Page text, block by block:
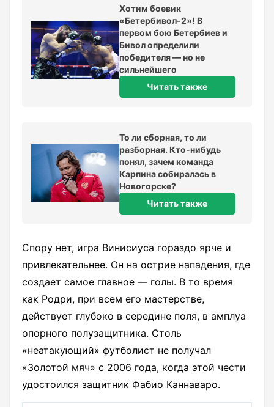
Хотим боевик
«Бетербивол-2»! В
первом бою Бетербиев и
Бивол определили
победителя — но не
сильнейшего
Читать также
То ли сборная, то ли
разборная. Кто-нибудь
понял, зачем команда
Карпина собиралась в
Новогорске?
Читать также
Спору нет, игра Винисиуса гораздо ярче и
привлекательнее. Он на острие нападения, где
создает самое главное — голы. В то время
как Родри, при всем его мастерстве,
действует глубоко в середине поля, в амплуа
опорного полузащитника. Столь
«неатакующий» футболист не получал
«Золотой мяч» с 2006 года, когда этой чести
удостоился защитник Фабио Каннаваро.